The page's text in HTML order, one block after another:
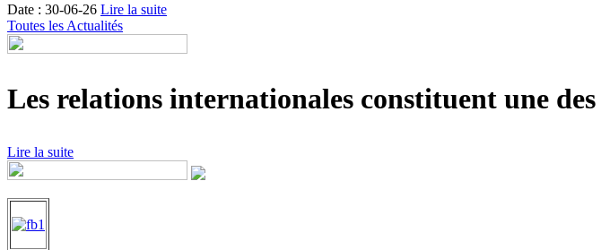
Date : 30-06-26 Lire la suite
Toutes les Actualités
Les relations internationales constituent une
Lire la suite